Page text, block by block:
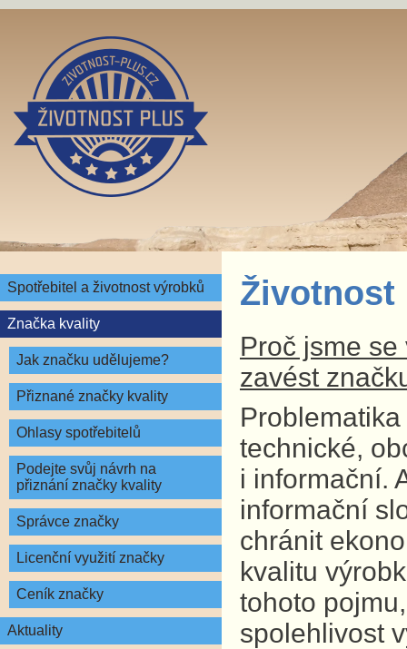
Spotřebitel a životnost výrobků
Značka kvality
Jak značku udělujeme?
Přiznané značky kvality
Ohlasy spotřebitelů
Podejte svůj návrh na
přiznání značky kvality
Správce značky
Licenční využití značky
Ceník značky
Aktuality
Životnost
Proč jsme
zavést
technické,
i informační.
informační
chránit
kvalitu
tohoto
spolehlivost